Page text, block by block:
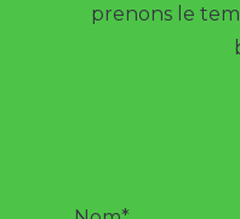
prenons le